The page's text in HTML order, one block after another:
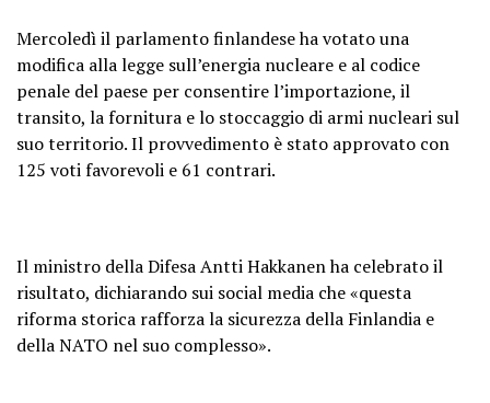
Mercoledì il parlamento finlandese ha votato una
modifica alla legge sull’energia nucleare e al codice
penale del paese per consentire l’importazione, il
transito, la fornitura e lo stoccaggio di armi nucleari sul
suo territorio. Il provvedimento è stato approvato con
125 voti favorevoli e 61 contrari.
Il ministro della Difesa Antti Hakkanen ha celebrato il
risultato, dichiarando sui social media che «questa
riforma storica rafforza la sicurezza della Finlandia e
della NATO nel suo complesso».